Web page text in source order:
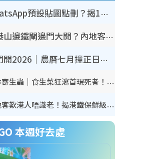
WhatsApp預設貼圖點刪？揭1招「反向操作」還原簡潔介面 附3步實測教學
香港山邊鐵閘邊門大開？內地客困惑意義何在！網民神回覆：呢種叫法理性防禦
鬼門開2026｜農曆七月撞正日全食特別邪？專家警告切忌做一事！揭4大禁忌+2招保平安
奪命寄生蟲｜食生菜狂瀉首現死者！疫潮惡化錄1.8萬宗病例 揭洗菜3大謬誤
內地客歎港人唔識老！揭港鐵保鮮級冷氣 港人求放過：咪投訴
本週好去處